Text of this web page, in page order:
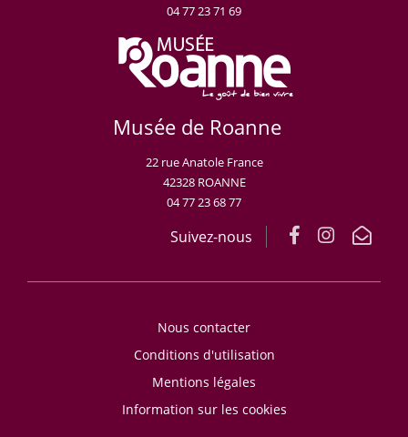
04 77 23 71 69
Musée de Roanne
22 rue Anatole France
42328 ROANNE
04 77 23 68 77
Suivez-nous
Nous contacter
Conditions d'utilisation
Mentions légales
Information sur les cookies